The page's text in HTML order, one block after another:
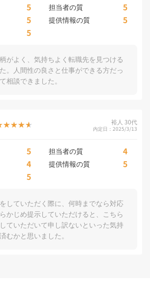
5 担当者の質 5
5 提供情報の質 5
5
がよく、気持ちよく転職先を見つける
。人間性の良さと仕事ができる方だっ
相談できました。
裕人 30代
内定日：2025/3/13
5 担当者の質 4
4 提供情報の質 5
5
していただく際に、何時までなら対応
かじめ提示していただけると、こちら
ていただいて申し訳ないといった気持
むかと思いました。